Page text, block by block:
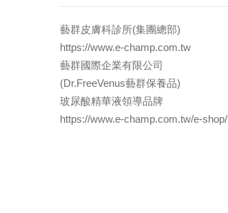
藝群皮膚科診所(集團總部)
https://www.e-champ.com.tw
藝群國際企業有限公司
(Dr.FreeVenus藝群保養品)
玻尿酸精華液領導品牌
https://www.e-champ.com.tw/e-shop/